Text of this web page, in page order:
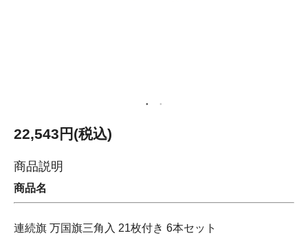
22,543円(税込)
商品説明
商品名
連続旗 万国旗三角入 21枚付き 6本セット